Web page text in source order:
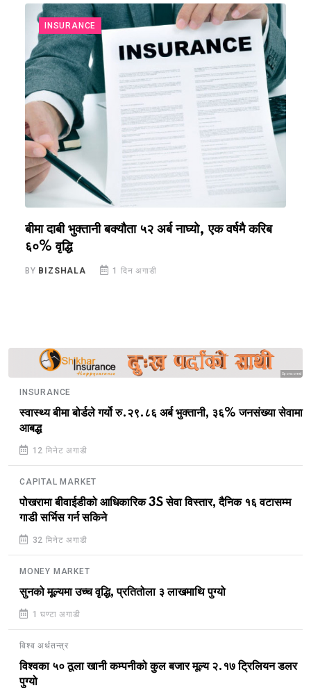
INSURANCE
बीमा दाबी भुक्तानी बक्यौता ५२ अर्ब नाघ्यो, एक वर्षमै करिब
६०% वृद्धि
BY BIZSHALA 1 दिन अगाडी
Sponsored
INSURANCE
स्वास्थ्य बीमा बोर्डले गर्यो रु.२९.८६ अर्ब भुक्तानी, ३६% जनसंख्या सेवामा
आबद्ध
12 मिनेट अगाडी
CAPITAL MARKET
पोखरामा बीवाईडीको आधिकारिक 3S सेवा विस्तार, दैनिक १६ वटासम्म
गाडी सर्भिस गर्न सकिने
32 मिनेट अगाडी
MONEY MARKET
सुनको मूल्यमा उच्च वृद्धि, प्रतितोला ३ लाखमाथि पुग्यो
1 घण्टा अगाडी
विश्व अर्थतन्त्र
विश्वका ५० ठूला खानी कम्पनीको कुल बजार मूल्य २.१७ ट्रिलियन डलर
पुग्यो